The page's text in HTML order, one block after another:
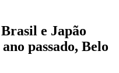
e Japão
passado, Belo